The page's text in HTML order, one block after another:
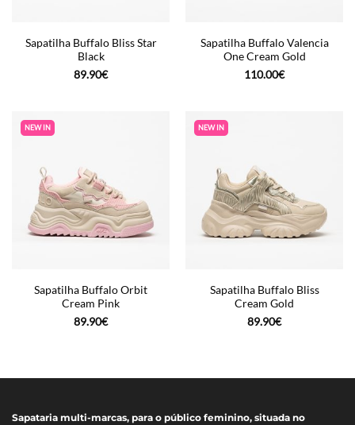
Sapatilha Buffalo Bliss Star
Black
89.90€
Sapatilha Buffalo Valencia
One Cream Gold
110.00€
NEW IN
Sapatilha Buffalo Orbit
Cream Pink
89.90€
NEW IN
Sapatilha Buffalo Bliss
Cream Gold
89.90€
Sapataria multi-marcas, para o público feminino, situada no